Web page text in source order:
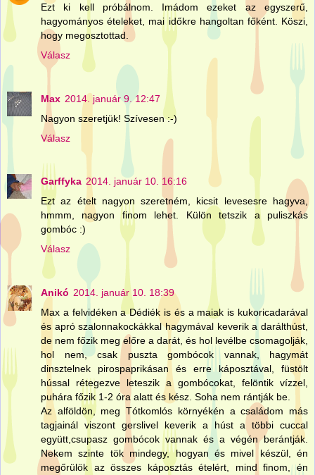
Ezt ki kell próbálnom. Imádom ezeket az egyszerű,
hagyományos ételeket, mai időkre hangoltan főként. Köszi,
hogy megosztottad.
Válasz
Max 2014. január 9. 12:47
Nagyon szeretjük! Szívesen :-)
Válasz
Garffyka 2014. január 10. 16:16
Ezt az ételt nagyon szeretném, kicsit levesesre hagyva,
hmmm, nagyon finom lehet. Külön tetszik a puliszkás
gombóc :)
Válasz
Anikó 2014. január 10. 18:39
Max a felvidéken a Dédiék is és a maiak is kukoricadarával
és apró szalonnakockákkal hagymával keverik a darálthúst,
de nem főzik meg előre a darát, és hol levélbe csomagolják,
hol nem, csak puszta gombócok vannak, hagymát
dinsztelnek pirospaprikásan és erre káposztával, füstölt
hússal rétegezve leteszik a gombócokat, felöntik vízzel,
puhára főzik 1-2 óra alatt és kész. Soha nem rántják be.
Az alföldön, meg Tótkomlós környékén a családom más
tagjainál viszont gerslivel keverik a húst a többi cuccal
együtt,csupasz gombócok vannak és a végén berántják.
Nekem szinte tök mindegy, hogyan és mivel készül, én
megőrülök az összes káposztás ételért, mind finom, én